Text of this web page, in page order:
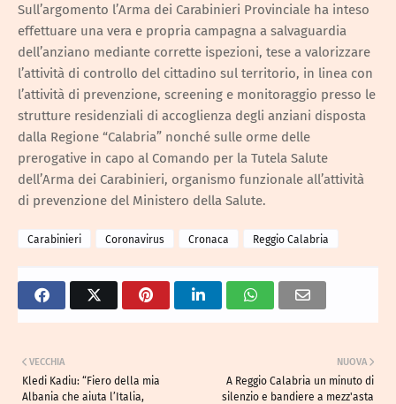
Sull’argomento l’Arma dei Carabinieri Provinciale ha inteso
effettuare una vera e propria campagna a salvaguardia
dell’anziano mediante corrette ispezioni, tese a valorizzare
l’attività di controllo del cittadino sul territorio, in linea con
l’attività di prevenzione, screening e monitoraggio presso le
strutture residenziali di accoglienza degli anziani disposta
dalla Regione “Calabria” nonché sulle orme delle
prerogative in capo al Comando per la Tutela Salute
dell’Arma dei Carabinieri, organismo funzionale all’attività
di prevenzione del Ministero della Salute.
Carabinieri Coronavirus Cronaca Reggio Calabria
NUOVA
A Reggio Calabria un minuto di
silenzio e bandiere a mezz'asta
VECCHIA
Kledi Kadiu: “Fiero della mia
Albania che aiuta l’Italia,